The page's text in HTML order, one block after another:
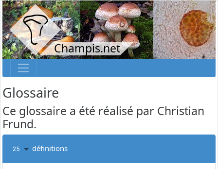
Champis.net
Glossaire
Ce glossaire a été réalisé par Christian
Frund.
25 définitions